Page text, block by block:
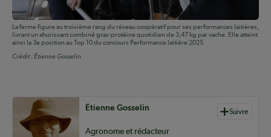
La ferme figure au troisième rang du réseau coopératif pour ses performances laitières,
livrant un ahurissant combiné gras-protéine quotidien de 3,47 kg par vache. Elle atteint
ainsi la 3e position au Top 10 du concours Performance laitière 2025.
Crédit :Étienne Gosselin
Auteurs de contenu
Étienne Gosselin Suivre
Agronome et rédacteur